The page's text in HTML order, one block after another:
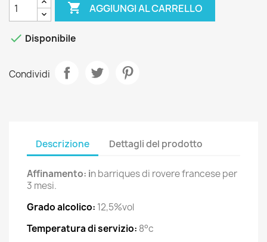
 AGGIUNGI AL CARRELLO
 Disponibile
Condividi
Descrizione Dettagli del prodotto
Affinamento: in barriques di rovere francese per
3 mesi.
Grado alcolico: 12,5%vol
Temperatura di servizio: 8°c